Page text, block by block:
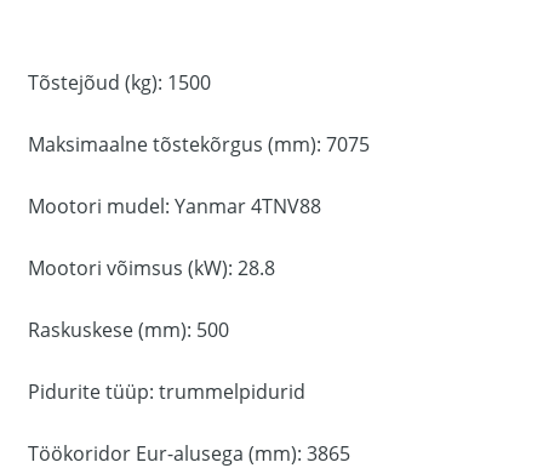
Tõstejõud (kg): 1500
Maksimaalne tõstekõrgus (mm): 7075
Mootori mudel: Yanmar 4TNV88
Mootori võimsus (kW): 28.8
Raskuskese (mm): 500
Pidurite tüüp: trummelpidurid
Töökoridor Eur-alusega (mm): 3865